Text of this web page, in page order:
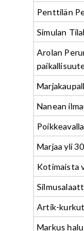
Penttilän
Simulan
Arolan
Nanean
Marjaa yli
Kotimaista
Artik-
Markus